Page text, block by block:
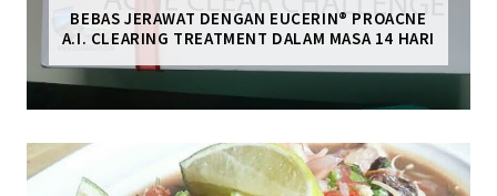
BEBAS JERAWAT DENGAN EUCERIN® PROACNE
A.I. CLEARING TREATMENT DALAM MASA 14 HARI